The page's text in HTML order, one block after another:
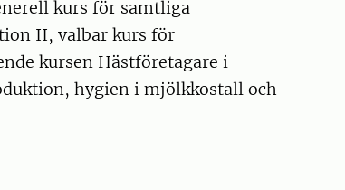
kurs för samtliga
II, valbar kurs för
kursen Hästföretagare i
hygien i mjölkkostall och